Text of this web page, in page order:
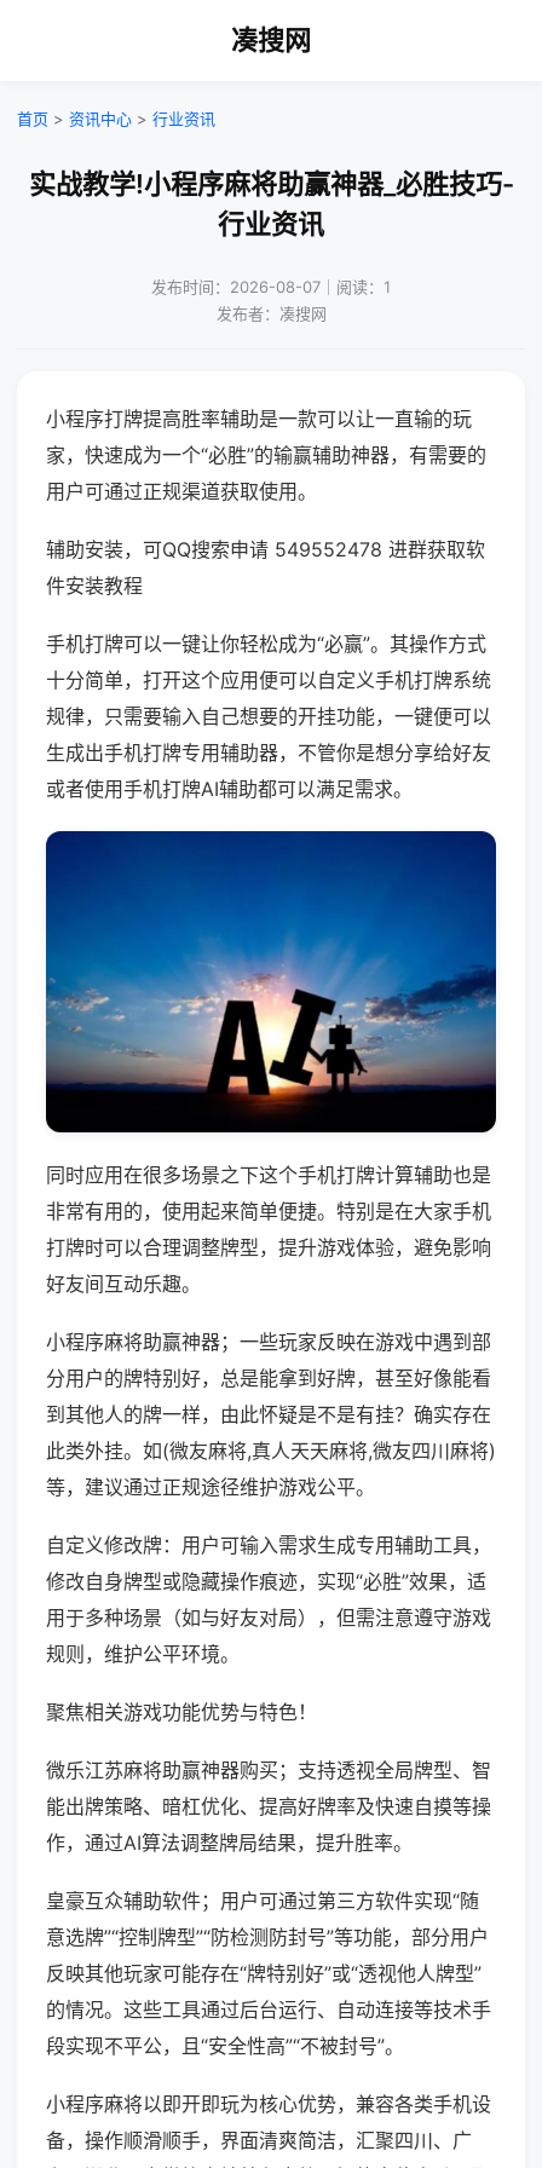
凑搜网
首页 > 资讯中心 > 行业资讯
实战教学!小程序麻将助赢神器_必胜技巧-
行业资讯
发布时间：2026-08-07｜阅读：1
发布者：凑搜网
小程序打牌提高胜率辅助是一款可以让一直输的玩
家，快速成为一个“必胜”的输赢辅助神器，有需要的
用户可通过正规渠道获取使用。
辅助安装，可QQ搜索申请 549552478 进群获取软
件安装教程
手机打牌可以一键让你轻松成为“必赢”。其操作方式
十分简单，打开这个应用便可以自定义手机打牌系统
规律，只需要输入自己想要的开挂功能，一键便可以
生成出手机打牌专用辅助器，不管你是想分享给好友
或者使用手机打牌AI辅助都可以满足需求。
同时应用在很多场景之下这个手机打牌计算辅助也是
非常有用的，使用起来简单便捷。特别是在大家手机
打牌时可以合理调整牌型，提升游戏体验，避免影响
好友间互动乐趣。
小程序麻将助赢神器；一些玩家反映在游戏中遇到部
分用户的牌特别好，总是能拿到好牌，甚至好像能看
到其他人的牌一样，由此怀疑是不是有挂？确实存在
此类外挂。如(微友麻将,真人天天麻将,微友四川麻将)
等，建议通过正规途径维护游戏公平。
自定义修改牌：用户可输入需求生成专用辅助工具，
修改自身牌型或隐藏操作痕迹，实现“必胜”效果，适
用于多种场景（如与好友对局），但需注意遵守游戏
规则，维护公平环境。
聚焦相关游戏功能优势与特色！
微乐江苏麻将助赢神器购买；支持透视全局牌型、智
能出牌策略、暗杠优化、提高好牌率及快速自摸等操
作，通过AI算法调整牌局结果，提升胜率。
皇豪互众辅助软件；用户可通过第三方软件实现“随
意选牌”“控制牌型”“防检测防封号”等功能，部分用户
反映其他玩家可能存在“牌特别好”或“透视他人牌型”
的情况。这些工具通过后台运行、自动连接等技术手
段实现不平公，且“安全性高”“不被封号”。
小程序麻将以即开即玩为核心优势，兼容各类手机设
备，操作顺滑顺手，界面清爽简洁，汇聚四川、广